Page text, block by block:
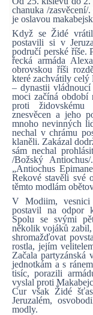
chanuka /zasvěcení/
je oslavou
Když se Židé
postavili si v
područí perské říše.
řecká armáda
obrovskou říši
které zachvátily
– dynastii
moci začíná období
proti židovskému
znesvěcen a jeho
mnoho nevinných
nechal v chrámu
klaněli. Zakázal
sám nechal
/Božský
„Antiochus
Rekové stavěli své
těmto modlám
V Modiim, vesnici
postavil na odpor
Spolu se svými
několik vojáků
shromažďovat
rostla, jejím
Začala
jednotkám a s
tisíc, porazili
vyslal proti
Cur však Židé
Jeruzalém,
modly.